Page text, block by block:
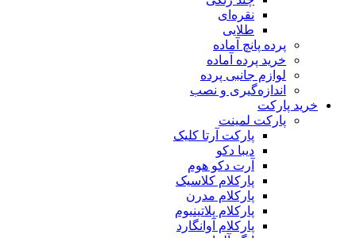
نقره‌ای
طلایی
پرده پانچ آماده
خرید پرده آماده
لوازم جانبی پرده
اندازه‌گیری و نصب
خرید پارکت
پارکت لمینت
پارکت آرتا کلیک
دیبا دکو
آرت دکو هوم
پارکلام کلاسیک
پارکلام مدرن
پارکلام پلاتینیوم
پارکلام آوانگارد